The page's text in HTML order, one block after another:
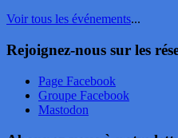
Voir tous les événements...
Rejoignez-nous sur les
Page Facebook
Groupe Facebook
Mastodon